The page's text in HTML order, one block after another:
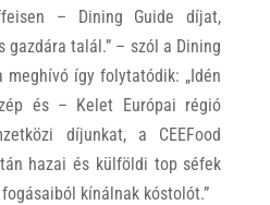
– Dining Guide díjat,
talál.” – szól a Dining
meghívó így folytatódik: „Idén
és – Kelet Európai régió
díjunkat, a CEEFood
hazai és külföldi top séfek
kínálnak kóstolót.”